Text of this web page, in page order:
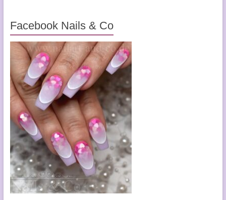
Facebook Nails & Co